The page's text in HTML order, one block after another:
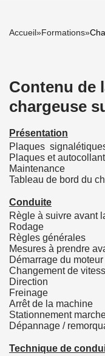
Accueil»Formations»
Contenu de
chargeuse
Présentation
Plaques
Plaques et
Maintenance
Tableau de bord du
Conduite
Règle à suivre avant
Rodage
Règles générales
Mesures à prendre
Démarrage du moteur
Changement de
Direction
Freinage
Arrêt de la machine
Stationnement
Dépannage /
Technique de